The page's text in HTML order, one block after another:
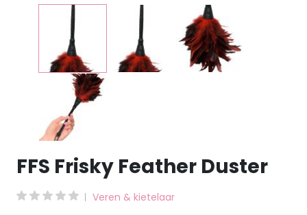
FFS Frisky Feather Duster
Veren & kietelaar